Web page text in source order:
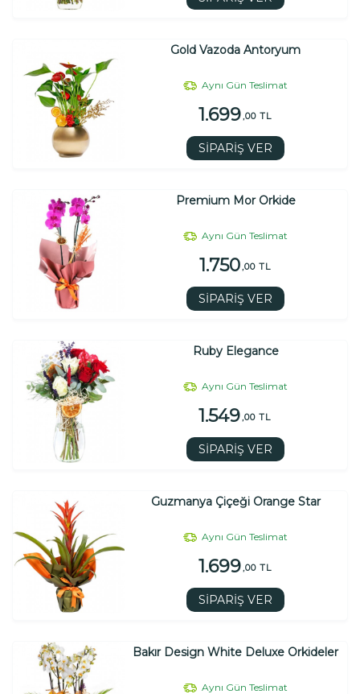
Gold Vazoda Antoryum
Aynı Gün Teslimat
1.699 ,00 TL
SİPARİŞ VER
Premium Mor Orkide
Aynı Gün Teslimat
1.750 ,00 TL
SİPARİŞ VER
Ruby Elegance
Aynı Gün Teslimat
1.549 ,00 TL
SİPARİŞ VER
Guzmanya Çiçeği Orange Star
Aynı Gün Teslimat
1.699 ,00 TL
SİPARİŞ VER
Bakır Design White Deluxe Orkideler
Aynı Gün Teslimat